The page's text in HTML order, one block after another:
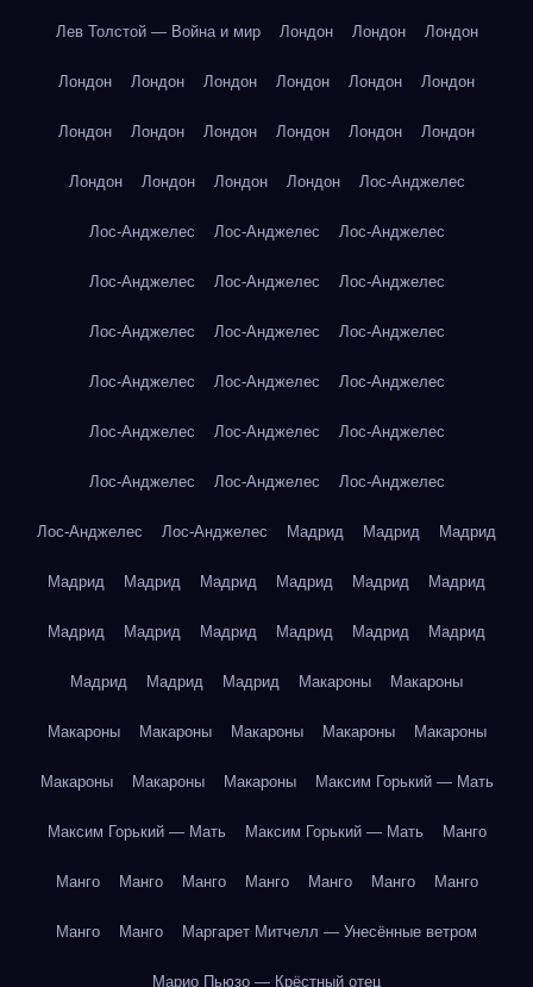
Лев Толстой — Война и мир Лондон Лондон Лондон
Лондон Лондон Лондон Лондон Лондон Лондон
Лондон Лондон Лондон Лондон Лондон Лондон
Лондон Лондон Лондон Лондон Лос-Анджелес
Лос-Анджелес Лос-Анджелес Лос-Анджелес
Лос-Анджелес Лос-Анджелес Лос-Анджелес
Лос-Анджелес Лос-Анджелес Лос-Анджелес
Лос-Анджелес Лос-Анджелес Лос-Анджелес
Лос-Анджелес Лос-Анджелес Лос-Анджелес
Лос-Анджелес Лос-Анджелес Лос-Анджелес
Лос-Анджелес Лос-Анджелес Мадрид Мадрид Мадрид
Мадрид Мадрид Мадрид Мадрид Мадрид Мадрид
Мадрид Мадрид Мадрид Мадрид Мадрид Мадрид
Мадрид Мадрид Мадрид Макароны Макароны
Макароны Макароны Макароны Макароны Макароны
Макароны Макароны Макароны Максим Горький — Мать
Максим Горький — Мать Максим Горький — Мать Манго
Манго Манго Манго Манго Манго Манго Манго
Манго Манго Маргарет Митчелл — Унесённые ветром
Марио Пьюзо — Крёстный отец